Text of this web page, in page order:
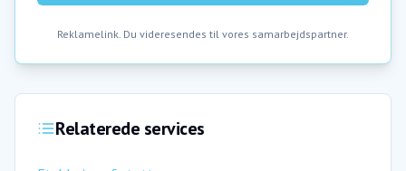
Reklamelink. Du videresendes til vores samarbejdspartner.
Relaterede services